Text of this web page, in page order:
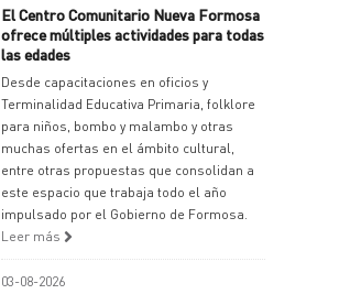
El Centro Comunitario Nueva Formosa
ofrece múltiples actividades para todas
las edades
Desde capacitaciones en oficios y
Terminalidad Educativa Primaria, folklore
para niños, bombo y malambo y otras
muchas ofertas en el ámbito cultural,
entre otras propuestas que consolidan a
este espacio que trabaja todo el año
impulsado por el Gobierno de Formosa.
Leer más
03-08-2026